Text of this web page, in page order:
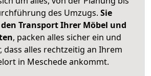
des Umzugs. Sie
Transport Ihrer Möbel und
, packen alles sicher ein und
dass alles rechtzeitig an Ihrem
in Meschede ankommt.